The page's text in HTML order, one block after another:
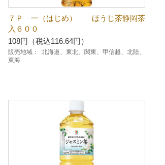
７Ｐ 一（はじめ） ほうじ茶静岡茶
入６００
108円（税込116.64円）
販売地域：
北海道、東北、関東、甲信越、北陸、
東海